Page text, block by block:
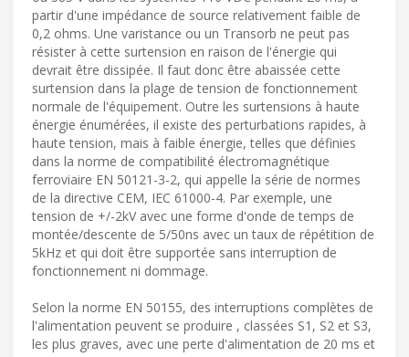
partir d'une impédance de source relativement faible de
0,2 ohms. Une varistance ou un Transorb ne peut pas
résister à cette surtension en raison de l'énergie qui
devrait être dissipée. Il faut donc être abaissée cette
surtension dans la plage de tension de fonctionnement
normale de l'équipement. Outre les surtensions à haute
énergie énumérées, il existe des perturbations rapides, à
haute tension, mais à faible énergie, telles que définies
dans la norme de compatibilité électromagnétique
ferroviaire EN 50121-3-2, qui appelle la série de normes
de la directive CEM, IEC 61000-4. Par exemple, une
tension de +/-2kV avec une forme d'onde de temps de
montée/descente de 5/50ns avec un taux de répétition de
5kHz et qui doit être supportée sans interruption de
fonctionnement ni dommage.
Selon la norme EN 50155, des interruptions complètes de
l'alimentation peuvent se produire , classées S1, S2 et S3,
les plus graves, avec une perte d'alimentation de 20 ms et